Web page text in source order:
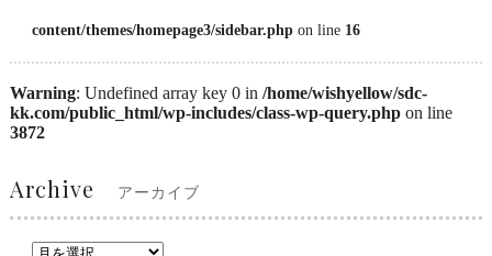
content/themes/homepage3/sidebar.phpon line 16
Warning: Undefined array key 0 in /home/wishyellow/sdc-
kk.com/public_html/wp-includes/class-wp-query.phpon line
3872
Archive アーカイブ